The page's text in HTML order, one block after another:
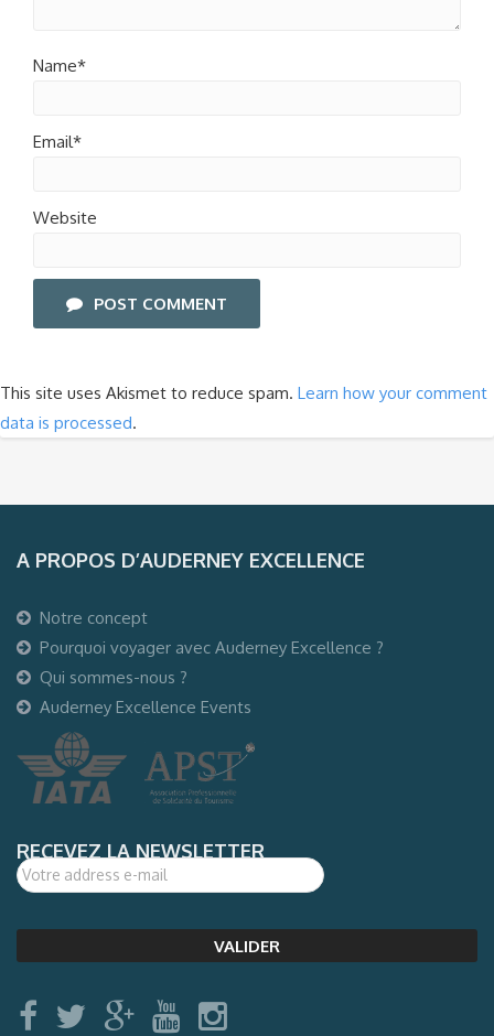
Name*
Email*
Website
POST COMMENT
This site uses Akismet to reduce spam. Learn how your comment
data is processed.
A PROPOS D’AUDERNEY EXCELLENCE
Notre concept
Pourquoi voyager avec Auderney Excellence ?
Qui sommes-nous ?
Auderney Excellence Events
RECEVEZ LA NEWSLETTER